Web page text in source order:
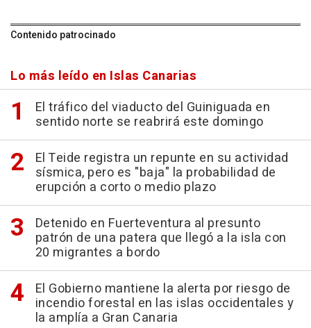
Contenido patrocinado
Lo más leído en Islas Canarias
El tráfico del viaducto del Guiniguada en
sentido norte se reabrirá este domingo
El Teide registra un repunte en su actividad
sísmica, pero es "baja" la probabilidad de
erupción a corto o medio plazo
Detenido en Fuerteventura al presunto
patrón de una patera que llegó a la isla con
20 migrantes a bordo
El Gobierno mantiene la alerta por riesgo de
incendio forestal en las islas occidentales y
la amplía a Gran Canaria